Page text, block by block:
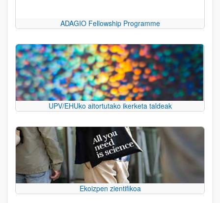
ADAGIO Fellowship Programme
UPV/EHUko aitortutako ikerketa taldeak
Ekoizpen zientifikoa